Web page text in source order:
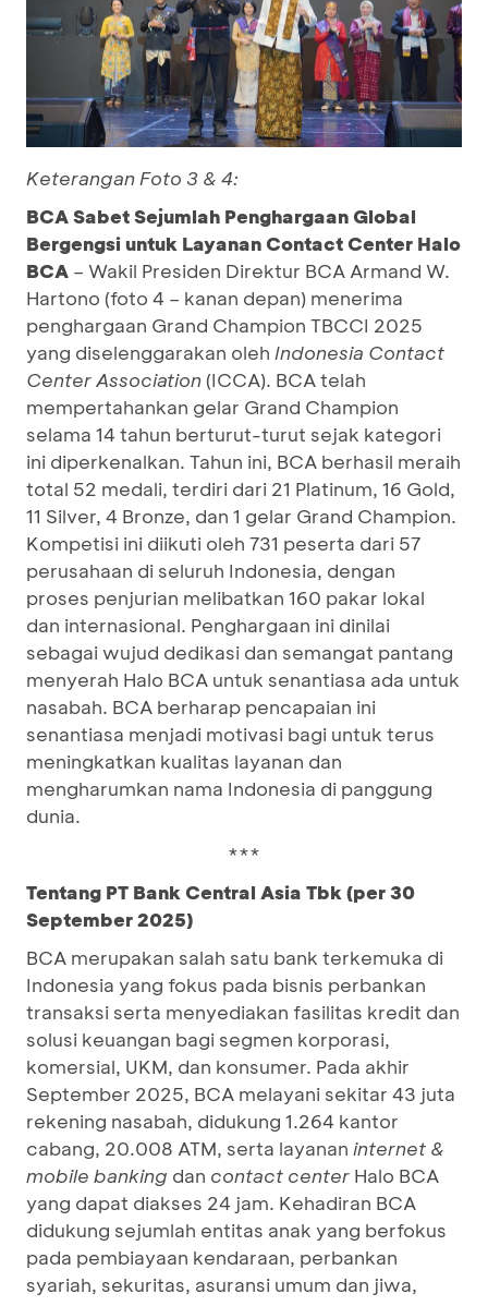
Keterangan Foto 3 & 4:
BCA Sabet Sejumlah Penghargaan Global
Bergengsi untuk Layanan Contact Center Halo
BCA – Wakil Presiden Direktur BCA Armand W.
Hartono (foto 4 – kanan depan) menerima
penghargaan Grand Champion TBCCI 2025
yang diselenggarakan oleh Indonesia Contact
Center Association(ICCA). BCA telah
mempertahankan gelar Grand Champion
selama 14 tahun berturut-turut sejak kategori
ini diperkenalkan. Tahun ini, BCA berhasil meraih
total 52 medali, terdiri dari 21 Platinum, 16 Gold,
11 Silver, 4 Bronze, dan 1 gelar Grand Champion.
Kompetisi ini diikuti oleh 731 peserta dari 57
perusahaan di seluruh Indonesia, dengan
proses penjurian melibatkan 160 pakar lokal
dan internasional. Penghargaan ini dinilai
sebagai wujud dedikasi dan semangat pantang
menyerah Halo BCA untuk senantiasa ada untuk
nasabah. BCA berharap pencapaian ini
senantiasa menjadi motivasi bagi untuk terus
meningkatkan kualitas layanan dan
mengharumkan nama Indonesia di panggung
dunia.
***
Tentang PT Bank Central Asia Tbk (per 30
September 2025)
BCA merupakan salah satu bank terkemuka di
Indonesia yang fokus pada bisnis perbankan
transaksi serta menyediakan fasilitas kredit dan
solusi keuangan bagi segmen korporasi,
komersial, UKM, dan konsumer. Pada akhir
September 2025, BCA melayani sekitar 43 juta
rekening nasabah, didukung 1.264 kantor
cabang, 20.008 ATM, serta layanan internet &
mobile banking dan contact center Halo BCA
yang dapat diakses 24 jam. Kehadiran BCA
didukung sejumlah entitas anak yang berfokus
pada pembiayaan kendaraan, perbankan
syariah, sekuritas, asuransi umum dan jiwa,